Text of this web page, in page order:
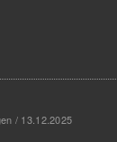
/ 13.12.2025